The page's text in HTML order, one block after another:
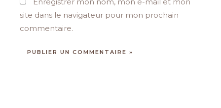
site dans le navigateur pour mon prochain
commentaire.